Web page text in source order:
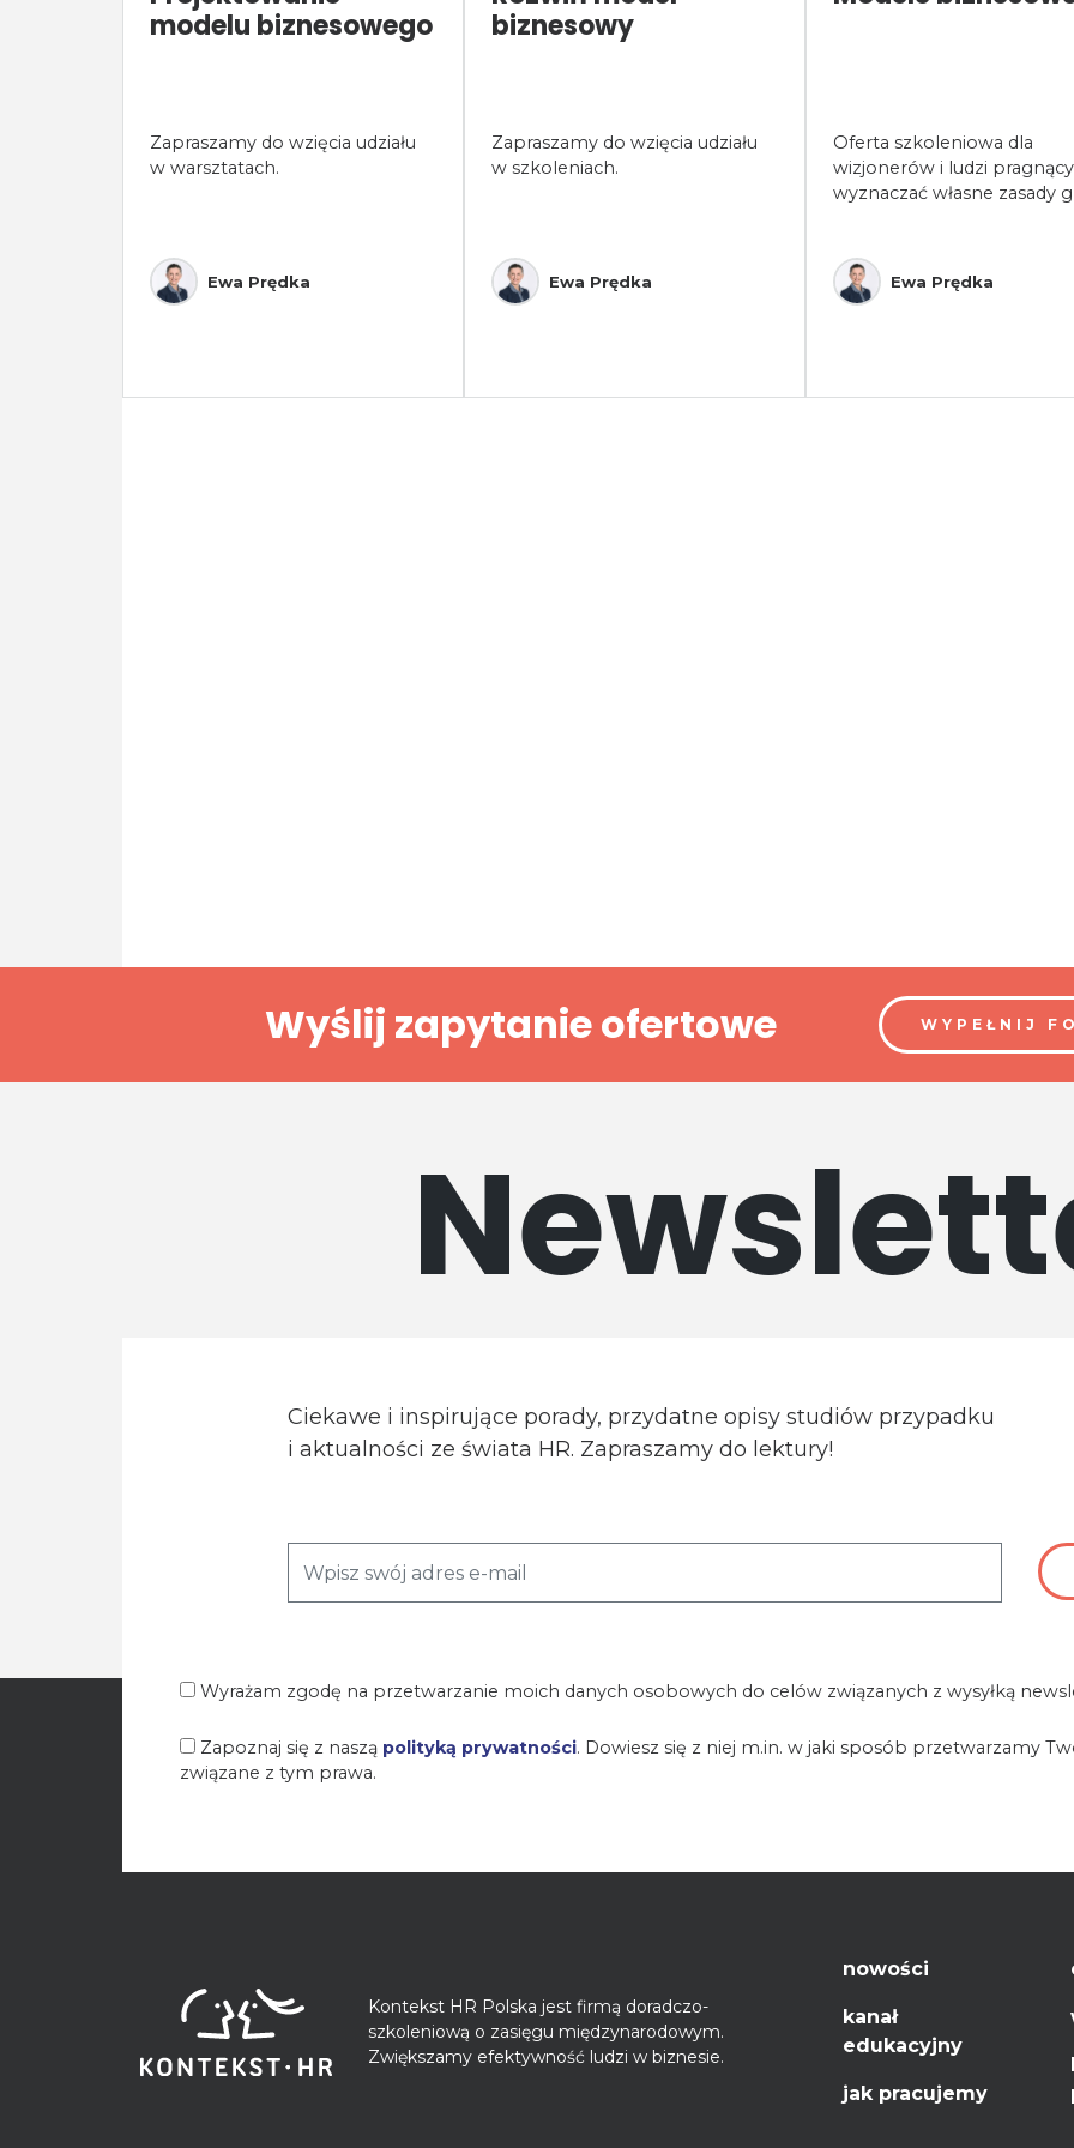
modelu biznesowego
Zapraszamy do wzięcia udziału
w warsztatach.
Ewa Prędka
biznesowy
Zapraszamy do wzięcia udziału
w szkoleniach.
Ewa Prędka
Oferta szkoleniowa dla
wizjonerów i ludzi
wyznaczać własne zasady
Ewa Prędka
Wyślij zapytanie ofertowe WYPEŁNIJ
Ciekawe i inspirujące porady, przydatne opisy studiów przypadku
i aktualności ze świata HR. Zapraszamy do lektury!
Wyrażam zgodę na przetwarzanie moich danych osobowych do celów związanych z wysyłką
Zapoznaj się z naszą polityką prywatności. Dowiesz się z niej m.in. w jaki sposób przetwarzamy
związane z tym prawa.
Kontekst HR Polska jest firmą doradczo-
szkoleniową o zasięgu międzynarodowym.
Zwiększamy efektywność ludzi w biznesie.
nowości
kanał
edukacyjny
jak pracujemy